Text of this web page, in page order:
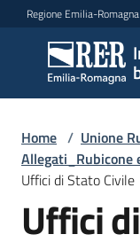
Vai al contenuto
Vai alla navigazione
Vai al footer
Regione Emilia-Romagna
e
Argomenti
Home / Unione
Allegati_Rubicone
Uffici di Stato Civile
Uffici